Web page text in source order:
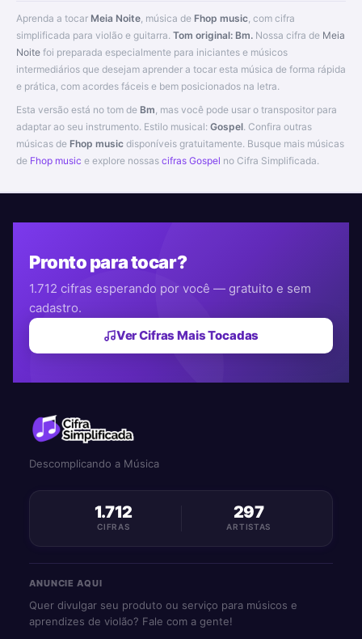
Aprenda a tocar Meia Noite , música de Fhop music , com cifra
simplificada para violão e guitarra. Tom original: Bm. Nossa cifra de Meia
Noite foi preparada especialmente para iniciantes e músicos
intermediários que desejam aprender a tocar esta música de forma rápida
e prática, com acordes fáceis e bem posicionados na letra.
Esta versão está no tom de Bm , mas você pode usar o transpositor para
adaptar ao seu instrumento. Estilo musical: Gospel. Confira outras
músicas de Fhop music disponíveis gratuitamente. Busque mais músicas
de Fhop music e explore nossas cifras Gospel no Cifra Simplificada.
Pronto para tocar?
1.712 cifras esperando por você — gratuito e sem
cadastro.
Ver Cifras Mais Tocadas
Descomplicando a Música
1.712
CIFRAS
297
ARTISTAS
ANUNCIE AQUI
Quer divulgar seu produto ou serviço para músicos e
aprendizes de violão? Fale com a gente!